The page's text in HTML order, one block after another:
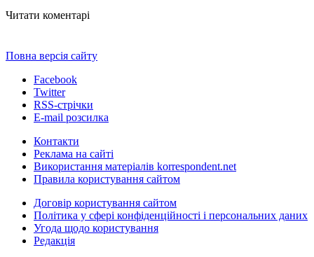
Читати коментарі
Повна версія сайту
Facebook
Twitter
RSS-стрічки
E-mail розсилка
Контакти
Реклама на сайті
Використання матеріалів korrespondent.net
Правила користування сайтом
Договір користування сайтом
Політика у сфері конфіденційності і персональних даних
Угода щодо користування
Редакція